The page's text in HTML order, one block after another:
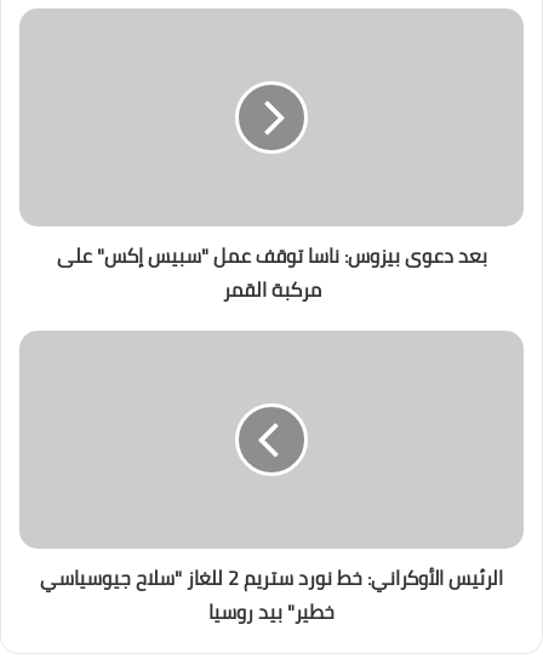
بعد دعوى بيزوس: ناسا توقف عمل "سبيس إكس" على
مركبة القمر
الرئيس الأوكراني: خط نورد ستريم 2 للغاز "سلاح جيوسياسي
خطير" بيد روسيا